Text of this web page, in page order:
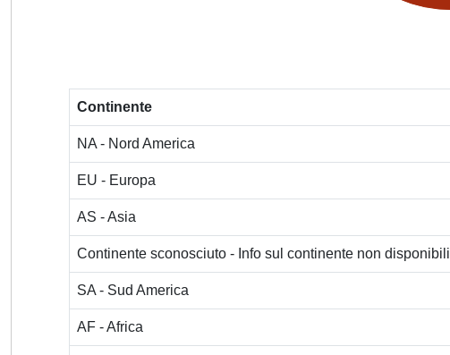
Continente
NA - Nord America
EU - Europa
AS - Asia
Continente sconosciuto - Info sul continente non disponibili
SA - Sud America
AF - Africa